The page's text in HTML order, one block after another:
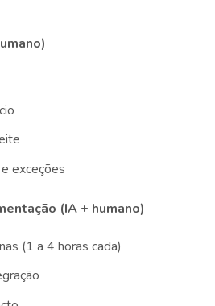
exceções
(IA + humano)
(1 a 4 horas cada)